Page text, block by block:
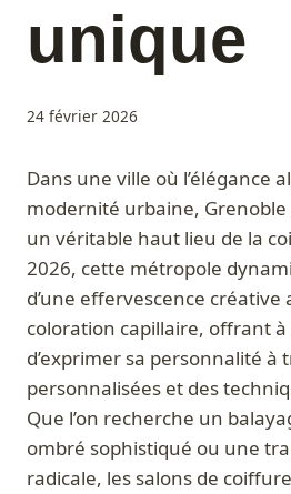
unique
24 février 2026
Dans une ville où l’élégance
modernité urbaine,
un véritable haut lieu de la
2026, cette métropole
d’une effervescence créative
coloration capillaire, offrant
d’exprimer sa personnalité à
personnalisées et des
Que l’on recherche un
ombré sophistiqué ou une
radicale, les salons de